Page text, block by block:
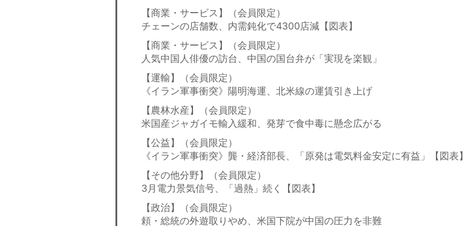
【商業・サービス】（会員限定）
チェーンの店舗数、内需鈍化で4300店減【図表】
【商業・サービス】（会員限定）
人気中国人俳優の訪台、中国の国台弁が「実現を楽観」
【運輸】（会員限定）
《イラン軍事衝突》陽明海運、北米線の運賃引き上げ
【農林水産】（会員限定）
米国産ジャガイモ輸入緩和、発芽で食中毒に懸念広がる
【公益】（会員限定）
《イラン軍事衝突》龔・経済部長、「原発は電気料金安定に有益」【図表】
【その他分野】（会員限定）
3月電力景気信号、「過熱」続く【図表】
【政治】（会員限定）
頼・総統の外遊取りやめ、米国下院が中国の圧力を非難